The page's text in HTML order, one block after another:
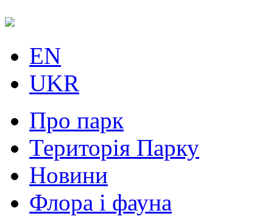
EN
UKR
Про парк
Територія Парку
Новини
Флора і фауна